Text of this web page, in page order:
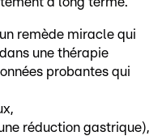
remède miracle qui
une thérapie
probantes qui
réduction gastrique),